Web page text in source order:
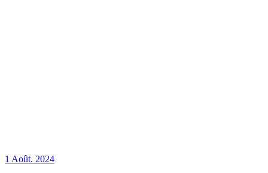
1 Août. 2024